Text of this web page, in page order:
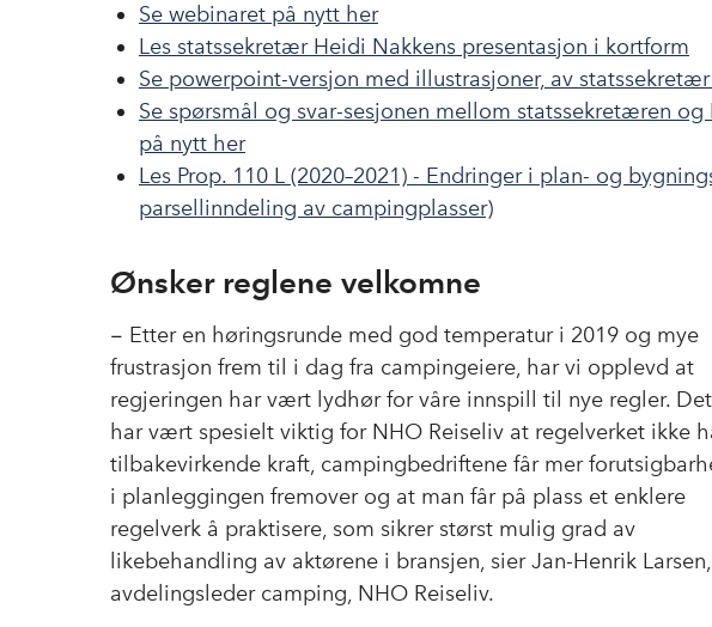
Se webinaret på nytt her
Les statssekretær Heidi Nakkens presentasjon i kortform
Se powerpoint-versjon med illustrasjoner, av
Se spørsmål og svar-sesjonen mellom statssekretæren
på nytt her
Les Prop. 110 L (2020–2021) - Endringer i plan- og
parsellinndeling av campingplasser)
Ønsker reglene velkomne
− Etter en høringsrunde med god temperatur i 2019 og mye
frustrasjon frem til i dag fra campingeiere, har vi opplevd at
regjeringen har vært lydhør for våre innspill til nye regler. Det
har vært spesielt viktig for NHO Reiseliv at regelverket ikke
tilbakevirkende kraft, campingbedriftene får mer
i planleggingen fremover og at man får på plass et enklere
regelverk å praktisere, som sikrer størst mulig grad av
likebehandling av aktørene i bransjen, sier Jan-Henrik Larsen,
avdelingsleder camping, NHO Reiseliv.